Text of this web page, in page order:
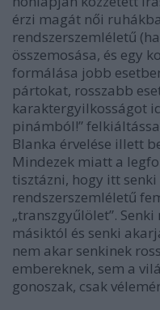
érzi magát női
rendszerszemléletű
összemosása, és egy
formálása jobb
pártokat, rosszabb
karaktergyilkosságot
pinámból!”
Blanka érvelése illett
Mindezek miatt a
tisztázni, hogy itt
rendszerszemléletű
„transzgyűlölet”.
másiktól és senki
nem akar senkinek
embereknek, sem a
gonoszak, csak